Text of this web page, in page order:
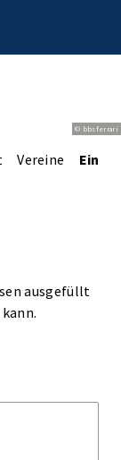
© bbsferrari
Vereine
ausgefüllt